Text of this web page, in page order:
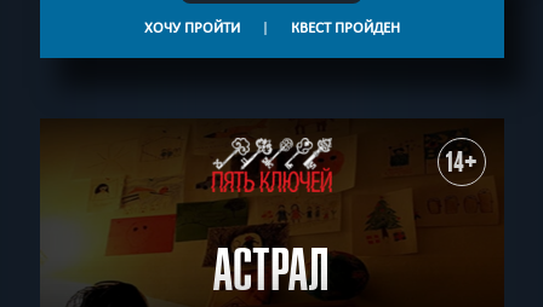
ХОЧУ ПРОЙТИ | КВЕСТ ПРОЙДЕН
14+
АСТРАЛ